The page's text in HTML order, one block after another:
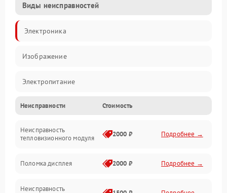
Виды неисправностей
Электроника
Изображение
Электропитание
Измерения
Матрица
Неисправности Стоимость
Неисправность
тепловизионного модуля
2000 ₽ Подробнее →
Поломка дисплея 2000 ₽ Подробнее →
Неисправность